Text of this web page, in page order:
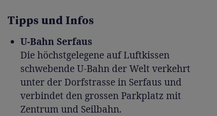
Tipps und Infos
U-Bahn Serfaus
Die höchstgelegene auf Luftkissen
schwebende U-Bahn der Welt verkehrt
unter der Dorfstrasse in Serfaus und
verbindet den grossen Parkplatz mit
Zentrum und Seilbahn.